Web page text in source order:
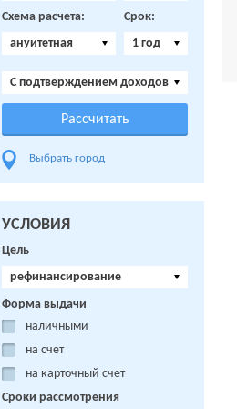
Схема расчета:
ануитетная
Срок:
1 год
C подтверждением доходов
Выбрать город
УСЛОВИЯ
Цель
рефинансирование
Форма выдачи
наличными
на счет
на карточный счет
Сроки рассмотрения